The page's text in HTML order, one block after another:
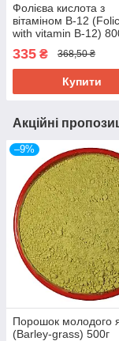
Фолієва кислота з
вітаміном В-12
with vitamin B-12)
NOW-00476
335 ₴ 368,50 ₴
Купити
Акційні
–9%
Порошок молодого
(Barley-grass) 500г